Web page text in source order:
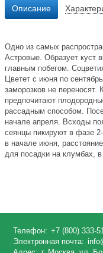
Описание
Одно из самых
Астровые. Образует куст
главным побегом.
Цветет с июня по
заморозков не переносят.
предпочитают
рассадным способом.
начале апреля. Всходы
сеянцы пикируют в фазе
в начале июня,
для посадки на клумбах,
Телефон: +7 (800) 333-
Электронная почта: